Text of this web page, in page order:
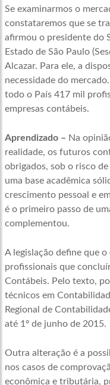
Se examinarmos o
constataremos que se
afirmou o presidente do
Estado de São Paulo
Alcazar. Para ele, a
necessidade do
todo o País 417 mil
empresas contábeis.
Aprendizado – Na
realidade, os futuros
obrigados, sob o risco
uma base acadêmica
crescimento pessoal e
é o primeiro passo de
complementou.
A legislação define que o
profissionais que
Contábeis. Pelo texto,
técnicos em
Regional de
até 1º de junho de 2015.
Outra alteração é a
nos casos de
econômica e tributária,